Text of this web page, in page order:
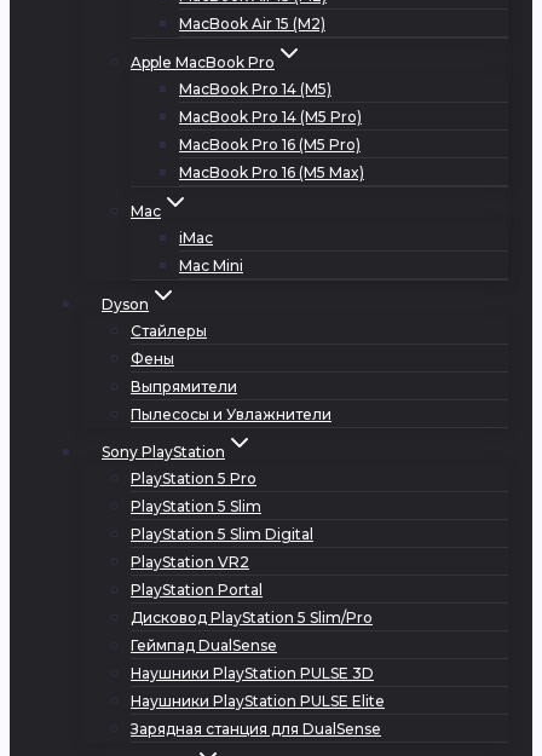
MacBook Air 15 (M2)
Apple MacBook Pro
MacBook Pro 14 (M5)
MacBook Pro 14 (M5 Pro)
MacBook Pro 16 (M5 Pro)
MacBook Pro 16 (M5 Max)
Mac
iMac
Mac Mini
Dyson
Стайлеры
Фены
Выпрямители
Пылесосы и Увлажнители
Sony PlayStation
PlayStation 5 Pro
PlayStation 5 Slim
PlayStation 5 Slim Digital
PlayStation VR2
PlayStation Portal
Дисковод PlayStation 5 Slim/Pro
Геймпад DualSense
Наушники PlayStation PULSE 3D
Наушники PlayStation PULSE Elite
Зарядная станция для DualSense